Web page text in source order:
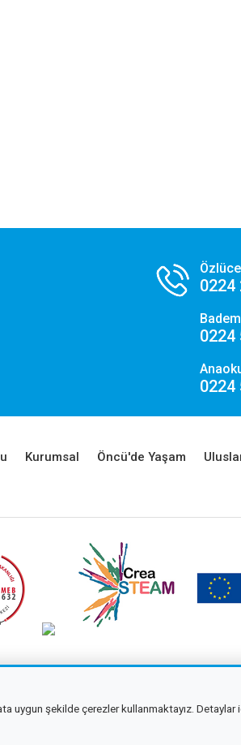
Özlüce
0224
0224
0224
Kurumsal Öncü'de Yaşam
uygun şekilde çerezler kullanmaktayız. Detaylar
ve Hedefleme Çerezleri